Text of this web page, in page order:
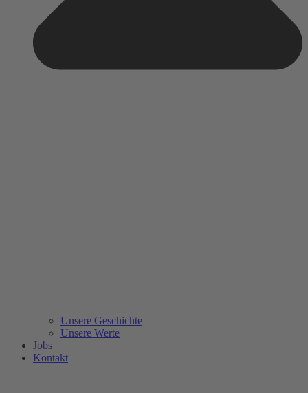
Unsere Geschichte
Unsere Werte
Jobs
Kontakt